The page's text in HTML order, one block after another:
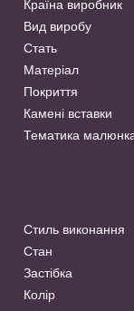
Країна виробник
Вид виробу
Стать
Матеріал
Покриття
Камені вставки
Тематика
Стиль виконання
Стан
Застібка
Колір